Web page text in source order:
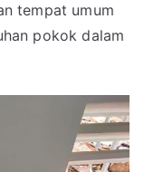
tempat umum
pokok dalam